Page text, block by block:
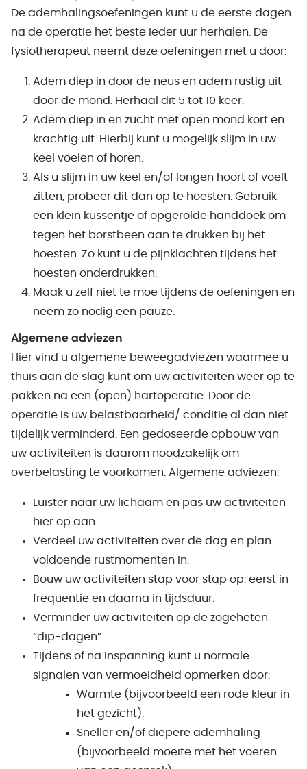
De ademhalingsoefeningen kunt u de eerste dagen
na de operatie het beste ieder uur herhalen. De
fysiotherapeut neemt deze oefeningen met u door:
Adem diep in door de neus en adem rustig uit
door de mond. Herhaal dit 5 tot 10 keer.
Adem diep in en zucht met open mond kort en
krachtig uit. Hierbij kunt u mogelijk slijm in uw
keel voelen of horen.
Als u slijm in uw keel en/of longen hoort of voelt
zitten, probeer dit dan op te hoesten. Gebruik
een klein kussentje of opgerolde handdoek om
tegen het borstbeen aan te drukken bij het
hoesten. Zo kunt u de pijnklachten tijdens het
hoesten onderdrukken.
Maak u zelf niet te moe tijdens de oefeningen en
neem zo nodig een pauze.
Algemene adviezen
Hier vind u algemene beweegadviezen waarmee u
thuis aan de slag kunt om uw activiteiten weer op te
pakken na een (open) hartoperatie. Door de
operatie is uw belastbaarheid/ conditie al dan niet
tijdelijk verminderd. Een gedoseerde opbouw van
uw activiteiten is daarom noodzakelijk om
overbelasting te voorkomen. Algemene adviezen:
Luister naar uw lichaam en pas uw activiteiten
hier op aan.
Verdeel uw activiteiten over de dag en plan
voldoende rustmomenten in.
Bouw uw activiteiten stap voor stap op: eerst in
frequentie en daarna in tijdsduur.
Verminder uw activiteiten op de zogeheten
“dip-dagen”.
Tijdens of na inspanning kunt u normale
signalen van vermoeidheid opmerken door:
Warmte (bijvoorbeeld een rode kleur in
het gezicht).
Sneller en/of diepere ademhaling
(bijvoorbeeld moeite met het voeren